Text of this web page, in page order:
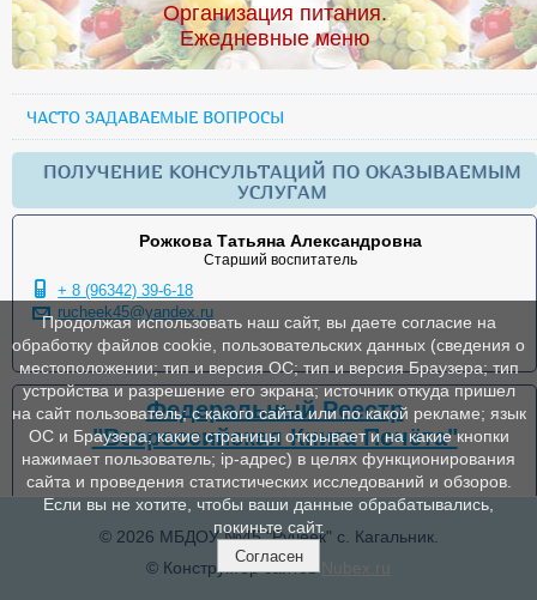
Организация питания.
Ежедневные меню
ЧАСТО ЗАДАВАЕМЫЕ ВОПРОСЫ
ПОЛУЧЕНИЕ КОНСУЛЬТАЦИЙ ПО ОКАЗЫВАЕМЫМ
УСЛУГАМ
Рожкова Татьяна Александровна
Старший воспитатель
+ 8 (96342) 39-6-18
rucheek45@yandex.ru
Федеральный Реестр
"Всероссийская Книга Почёта"
© 2026 МБДОУ №45 "Ручеек" с. Кагальник.
© Конструктор сайтов Nubex.ru
Продолжая использовать наш сайт, вы даете согласие на
обработку файлов cookie, пользовательских данных (сведения о
местоположении; тип и версия ОС; тип и версия Браузера; тип
устройства и разрешение его экрана; источник откуда пришел
на сайт пользователь; с какого сайта или по какой рекламе; язык
ОС и Браузера; какие страницы открывает и на какие кнопки
нажимает пользователь; ip-адрес) в целях функционирования
сайта и проведения статистических исследований и обзоров.
Если вы не хотите, чтобы ваши данные обрабатывались,
покиньте сайт.
Согласен